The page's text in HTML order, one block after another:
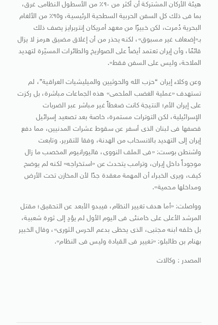
هيئة الأركان المشتركة أن أكثر من ٩٠٪ من الأسطول النظامى غرق،
بما فى ذلك كل السفن الحربية السطحية الرئيسية، و٩٥٪ من الألغام
البحرية دُمرت، لكن خبيرًا من معهد أمريكان إنتربرايز يصف ذلك
بـ«إضعاف غير مسبوق»، لكنه يحذر من أن إغلاق مضيق هرمز لا يزال
قائمًا، وأن إيران تعتمد أيضاً على الصواريخ والطائرات المسيّرة لتهديد
الملاحة، وليس على السفن فقط».
وعن وكلاء إيران “حزب الله والحوثيين والميليشيات العراقية”، لم
تستهدف «عملية الغضب الملحمى» هذه الجماعات مباشرة، بل ركزت
على إيران الأم؛ النتيجة كانت ضغطاً غير مباشر عبر الضربات
الإسرائيلية، لكن التوترات مستمرة، خاصة بعد تصعيد إسرائيل
قصفها فى لبنان الذى أسفر عن سقوط عشرات المدنيين، مما دفع
إيران إلى التهديد بالانسحاب من الهدنة، وفقا للتقرير. وتابعت
واشنطن بوست: «فى الملف النووى، فاليورانيوم المخصب ما زال
موجوداً داخل إيران، وترامب يتحدث عن «استخراجه» لكنه لم يوضح
كيف، ويرى الخبراء أن المهمة معقدة جدًا لأن المخازن تحت الأرض
ومداخلها محمية».
وواصلت: «أما هدف تغيير النظام، فيبدو الأبعد عن التحقيق؛ مقتل
المرشد الأعلى على خامنئى فى اليوم الأول لم يؤدِ إلى ثورة شعبية،
بل خلفه ابنه مجتبى، الذى يحظى بدعم الحرس الثورى»، وقال الخبير
بهنام بن طالبلو: «تغيير فى القيادة وليس فى النظام».
المصدر : وكالات